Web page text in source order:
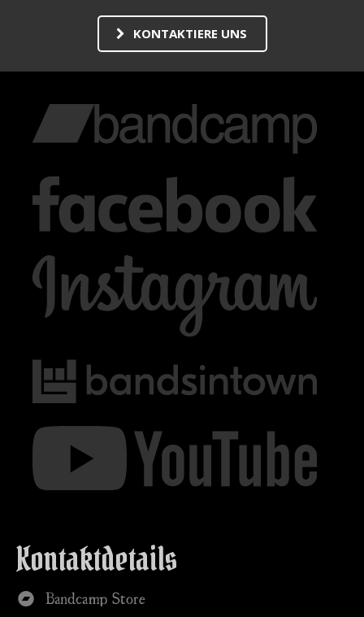
KONTAKTIERE UNS
Kontaktdetails
Bandcamp Store